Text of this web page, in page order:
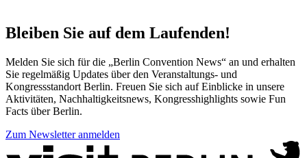
Bleiben Sie auf dem Laufenden!
Melden Sie sich für die „Berlin Convention News“ an und erhalten
Sie regelmäßig Updates über den Veranstaltungs- und
Kongressstandort Berlin. Freuen Sie sich auf Einblicke in unsere
Aktivitäten, Nachhaltigkeitsnews, Kongresshighlights sowie Fun
Facts über Berlin.
Zum Newsletter anmelden